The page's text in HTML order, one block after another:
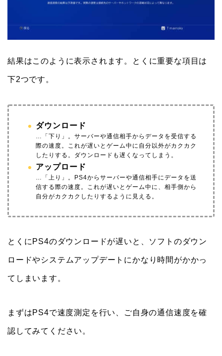
結果はこのように表示されます。とくに重要な項目は
下2つです。
ダウンロード
…「下り」。サーバーや通信相手からデータを受信する
際の速度。これが遅いとゲーム中に自分以外がカクカク
したりする。ダウンロードも遅くなってしまう。
アップロード
…「上り」。PS4からサーバーや通信相手にデータを送
信する際の速度。これが遅いとゲーム中に、相手側から
自分がカクカクしたりするように見える。
とくにPS4のダウンロードが遅いと、ソフトのダウン
ロードやシステムアップデートにかなり時間がかかっ
てしまいます。
まずはPS4で速度測定を行い、ご自身の通信速度を確
認してみてください。